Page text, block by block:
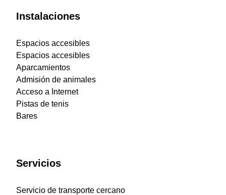
Instalaciones
Espacios accesibles
Espacios accesibles
Aparcamientos
Admisión de animales
Acceso a Internet
Pistas de tenis
Bares
Servicios
Servicio de transporte cercano